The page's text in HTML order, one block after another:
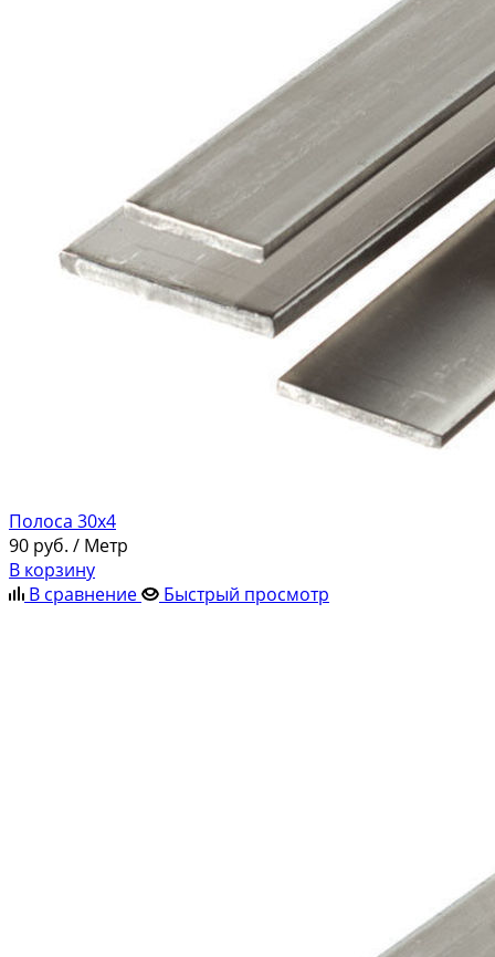
Полоса 30х4
90 руб. / Метр
В корзину
В сравнение
Быстрый просмотр